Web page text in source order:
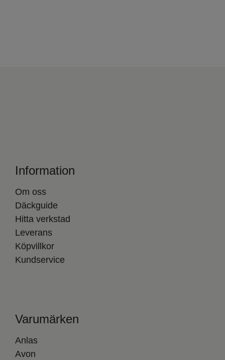
Information
Om oss
Däckguide
Hitta verkstad
Leverans
Köpvillkor
Kundservice
Varumärken
Anlas
Avon